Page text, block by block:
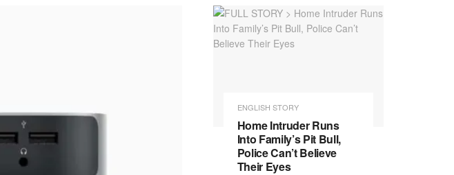
ENGLISH STORY
Home Intruder Runs
Into Family’s Pit Bull,
Police Can’t Believe
Their Eyes